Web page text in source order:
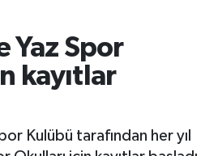
Yaz Spor
kayıtlar
Kulübü tarafından her yıl